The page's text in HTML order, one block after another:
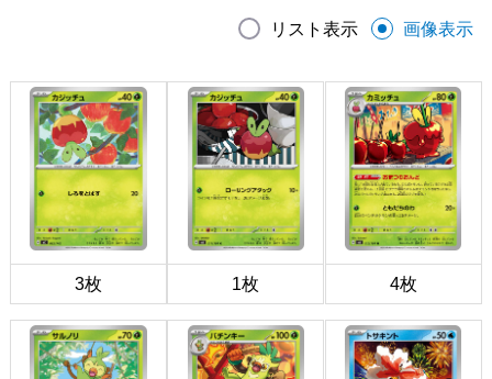
リスト表示 画像表示
3枚 1枚 4枚